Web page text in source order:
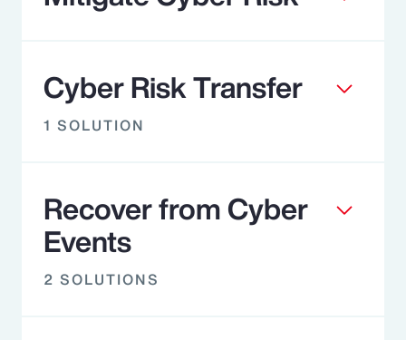
Cyber Risk Transfer
1 SOLUTION
Recover from Cyber
Events
2 SOLUTIONS